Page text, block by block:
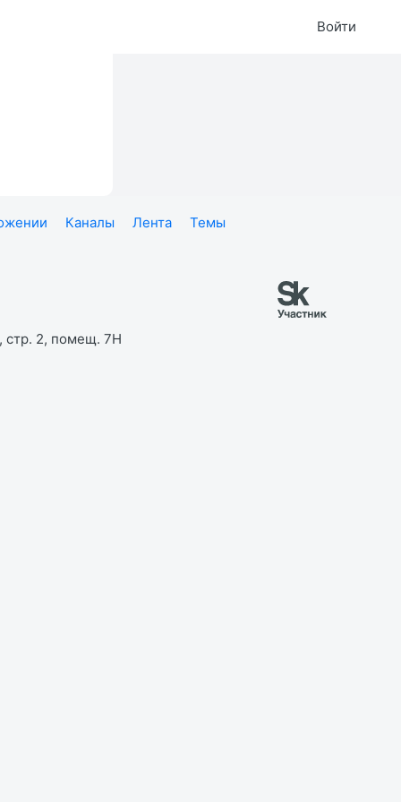
Войти
Каналы Лента Темы
стр. 2, помещ. 7Н